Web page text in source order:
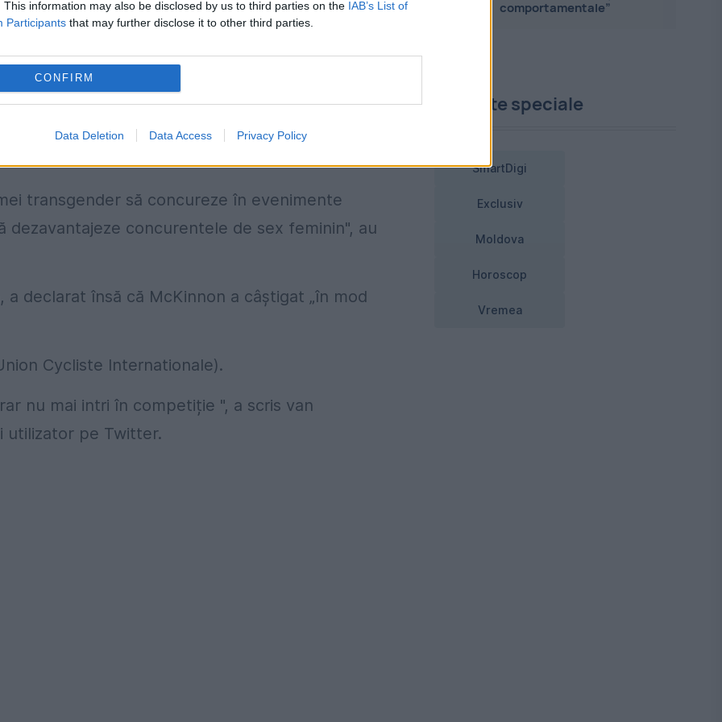
This information may also be disclosed by us to third parties on the IAB’s List of
Participants that may further disclose it to other third parties.
CONFIRM
Data Deletion Data Access Privacy Policy
de filozofie și etică la Colegiul din
în fața olandezei Caroline Van
internauților s-au revoltat pentru că
să intre într-o competiție, de la egal la
transgender să concureze în evenimente
concurentele de sex feminin", au
declarat însă că McKinnon a câștigat „în mod
Cycliste Internationale).
nu mai intri în competiție ", a scris van
utilizator pe Twitter.
comportamentale”
Proiecte speciale
SmartDigi
Exclusiv
Moldova
Horoscop
Vremea